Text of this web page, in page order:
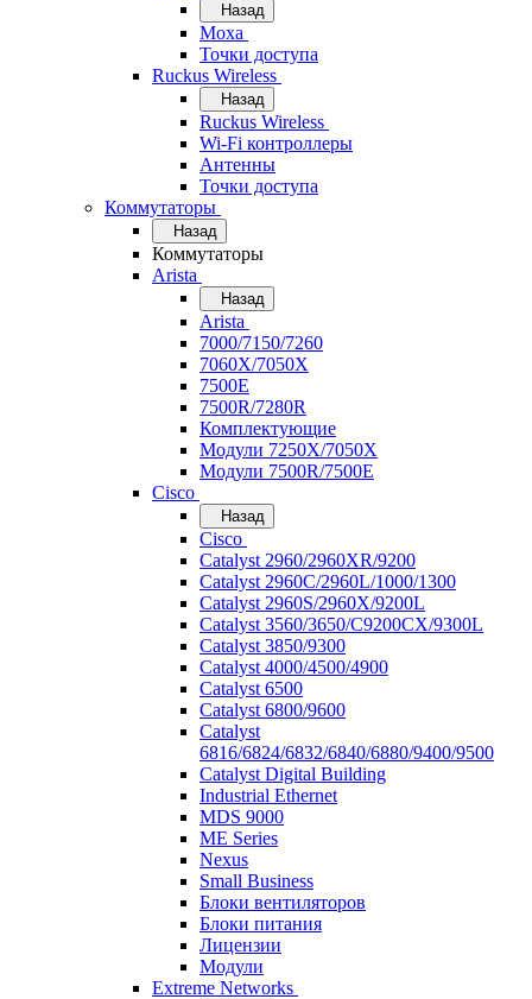
Назад
Moxa
Точки доступа
Ruckus Wireless
Назад
Ruckus Wireless
Wi-Fi контроллеры
Антенны
Точки доступа
Коммутаторы
Назад
Коммутаторы
Arista
Назад
Arista
7000/7150/7260
7060X/7050X
7500E
7500R/7280R
Комплектующие
Модули 7250X/7050X
Модули 7500R/7500E
Cisco
Назад
Cisco
Catalyst 2960/2960XR/9200
Catalyst 2960C/2960L/1000/1300
Catalyst 2960S/2960X/9200L
Catalyst 3560/3650/C9200CX/9300L
Catalyst 3850/9300
Catalyst 4000/4500/4900
Catalyst 6500
Catalyst 6800/9600
Catalyst
6816/6824/6832/6840/6880/9400/9500
Catalyst Digital Building
Industrial Ethernet
MDS 9000
ME Series
Nexus
Small Business
Блоки вентиляторов
Блоки питания
Лицензии
Модули
Extreme Networks